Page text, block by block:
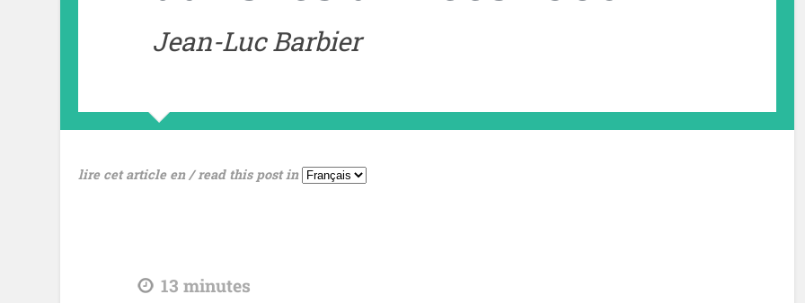
Jean-Luc Barbier
lire cet article en / read this post in
tdl 13 minutes